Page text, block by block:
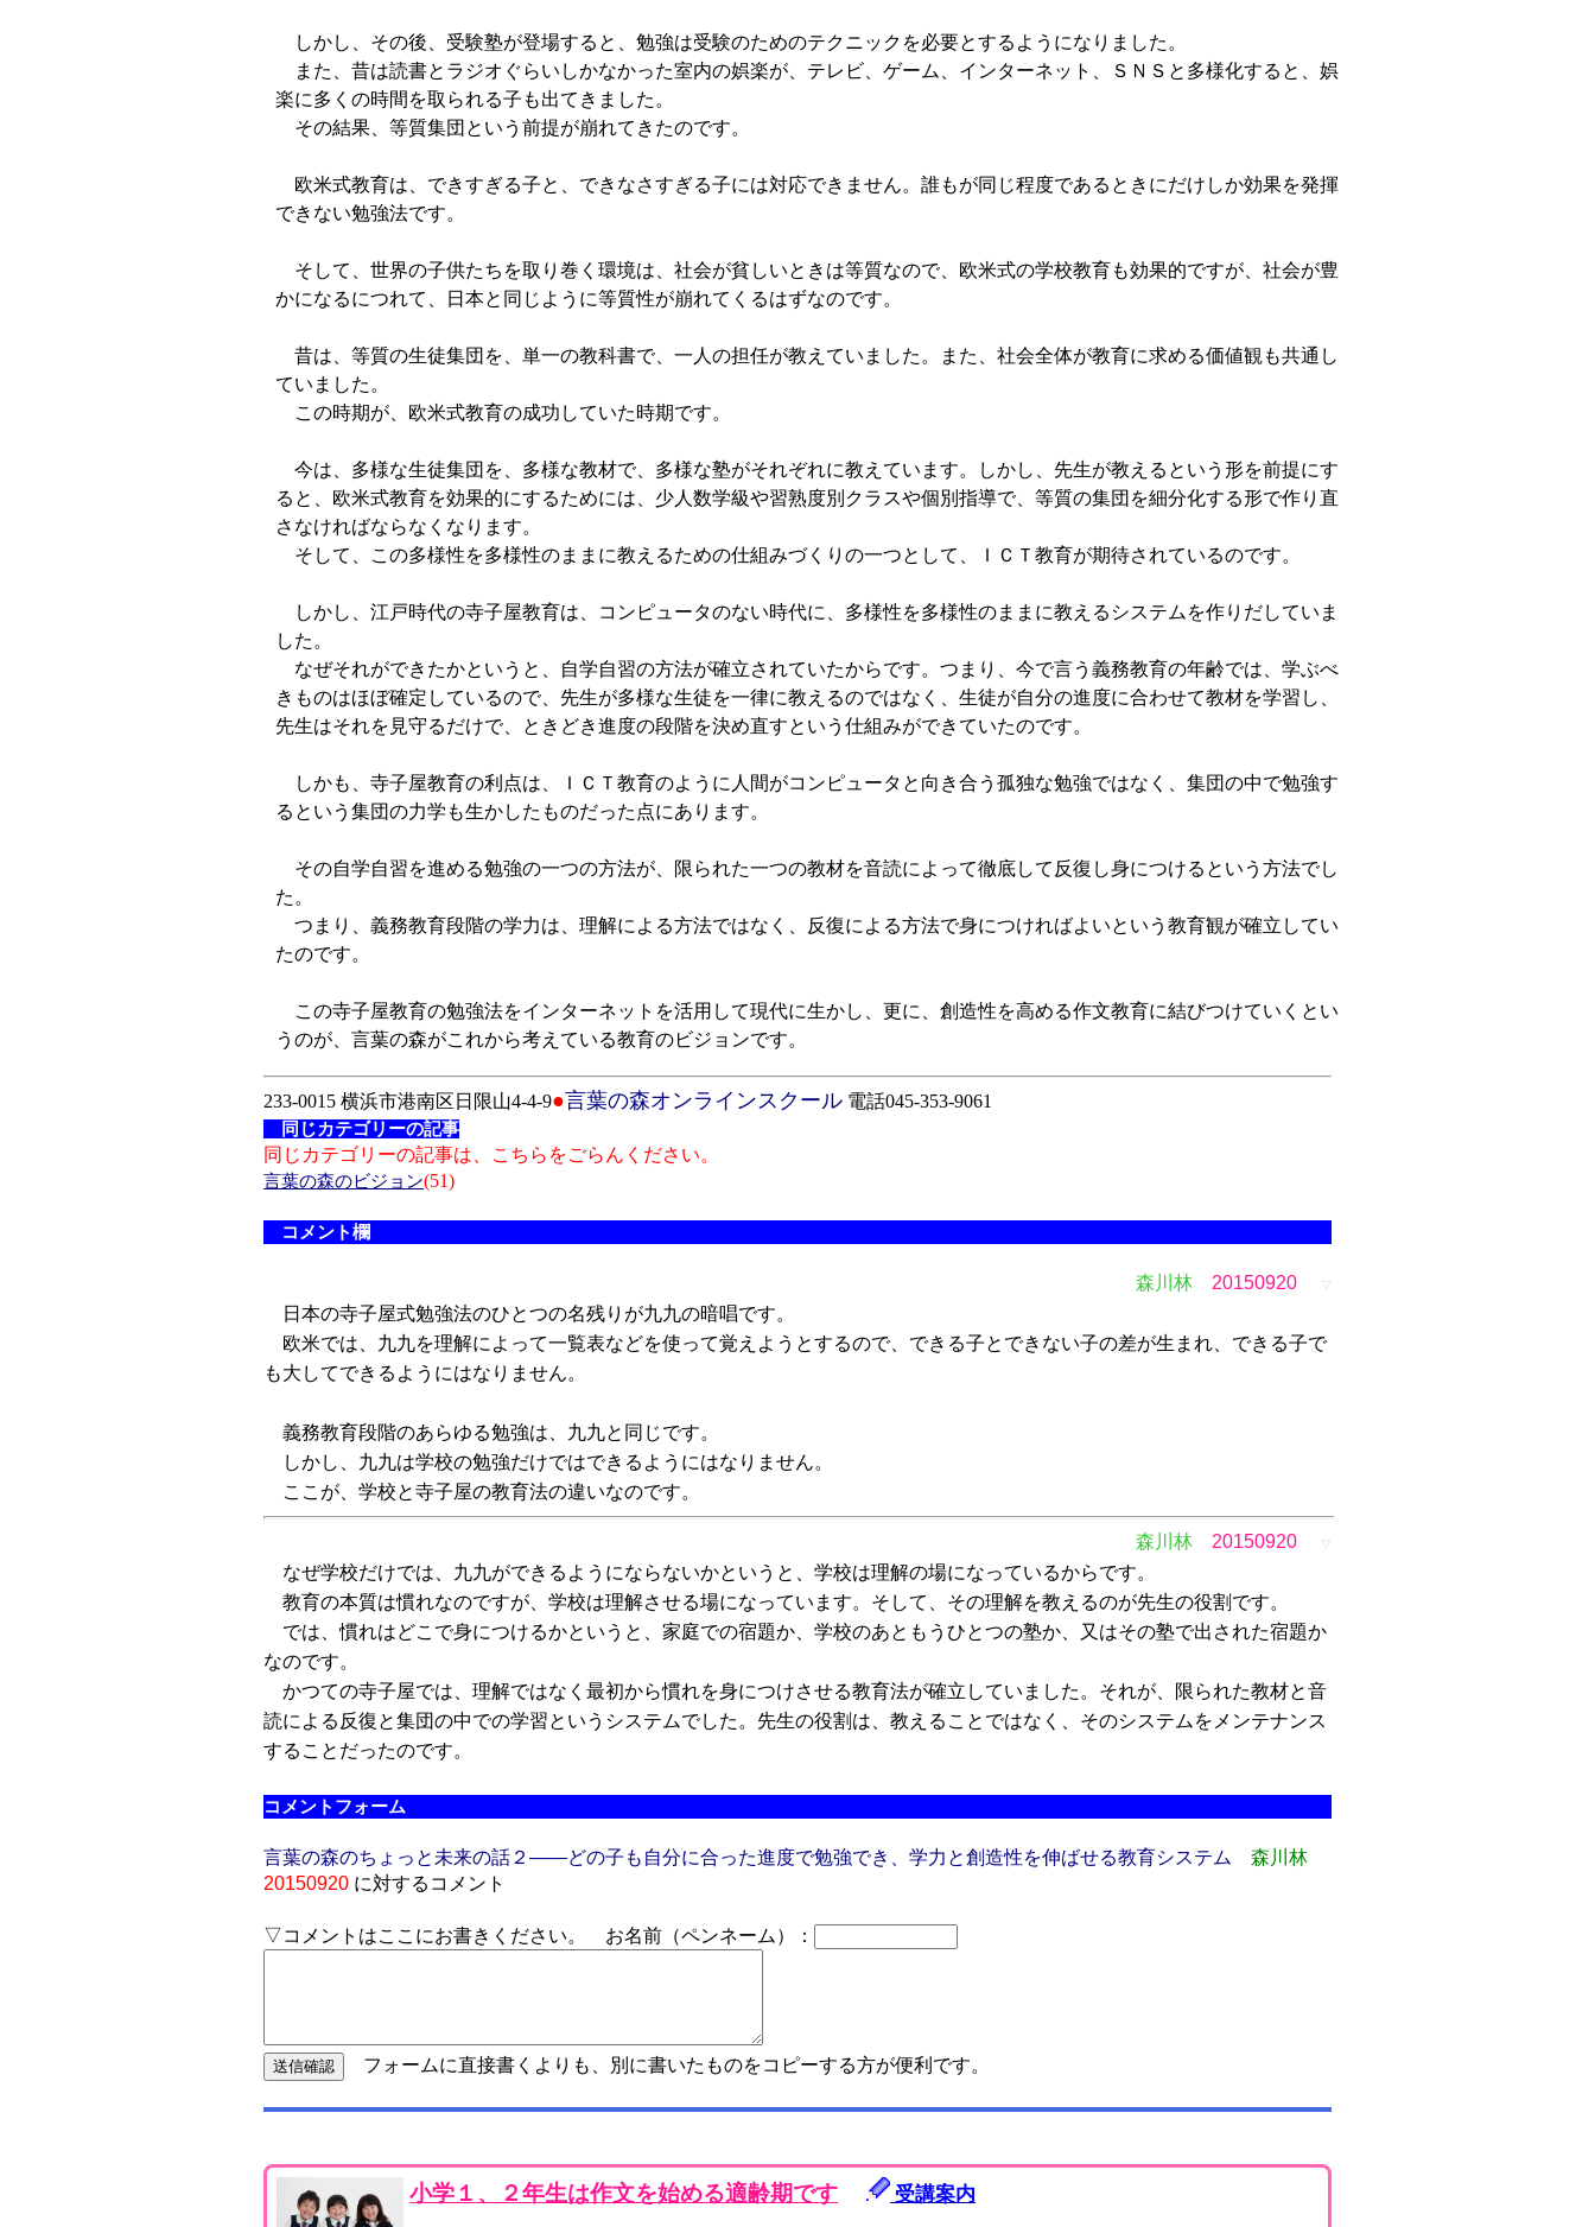
しかし、その後、受験塾が登場すると、勉強は受験のためのテクニックを必要とするようになりました。
また、昔は読書とラジオぐらいしかなかった室内の娯楽が、テレビ、ゲーム、インターネット、ＳＮＳと多様化すると、娯
楽に多くの時間を取られる子も出てきました。
その結果、等質集団という前提が崩れてきたのです。
欧米式教育は、できすぎる子と、できなさすぎる子には対応できません。誰もが同じ程度であるときにだけしか効果を発揮
できない勉強法です。
そして、世界の子供たちを取り巻く環境は、社会が貧しいときは等質なので、欧米式の学校教育も効果的ですが、社会が豊
かになるにつれて、日本と同じように等質性が崩れてくるはずなのです。
昔は、等質の生徒集団を、単一の教科書で、一人の担任が教えていました。また、社会全体が教育に求める価値観も共通し
ていました。
この時期が、欧米式教育の成功していた時期です。
今は、多様な生徒集団を、多様な教材で、多様な塾がそれぞれに教えています。しかし、先生が教えるという形を前提にす
ると、欧米式教育を効果的にするためには、少人数学級や習熟度別クラスや個別指導で、等質の集団を細分化する形で作り直
さなければならなくなります。
そして、この多様性を多様性のままに教えるための仕組みづくりの一つとして、ＩＣＴ教育が期待されているのです。
しかし、江戸時代の寺子屋教育は、コンピュータのない時代に、多様性を多様性のままに教えるシステムを作りだしていま
した。
なぜそれができたかというと、自学自習の方法が確立されていたからです。つまり、今で言う義務教育の年齢では、学ぶべ
きものはほぼ確定しているので、先生が多様な生徒を一律に教えるのではなく、生徒が自分の進度に合わせて教材を学習し、
先生はそれを見守るだけで、ときどき進度の段階を決め直すという仕組みができていたのです。
しかも、寺子屋教育の利点は、ＩＣＴ教育のように人間がコンピュータと向き合う孤独な勉強ではなく、集団の中で勉強す
るという集団の力学も生かしたものだった点にあります。
その自学自習を進める勉強の一つの方法が、限られた一つの教材を音読によって徹底して反復し身につけるという方法でし
た。
つまり、義務教育段階の学力は、理解による方法ではなく、反復による方法で身につければよいという教育観が確立してい
たのです。
この寺子屋教育の勉強法をインターネットを活用して現代に生かし、更に、創造性を高める作文教育に結びつけていくとい
うのが、言葉の森がこれから考えている教育のビジョンです。
233-0015 横浜市港南区日限山4-4-9●言葉の森オンラインスクール 電話045-353-9061
同じカテゴリーの記事
同じカテゴリーの記事は、こちらをごらんください。
言葉の森のビジョン(51)
コメント欄
森川林 20150920 ▽
日本の寺子屋式勉強法のひとつの名残りが九九の暗唱です。
欧米では、九九を理解によって一覧表などを使って覚えようとするので、できる子とできない子の差が生まれ、できる子で
も大してできるようにはなりません。
義務教育段階のあらゆる勉強は、九九と同じです。
しかし、九九は学校の勉強だけではできるようにはなりません。
ここが、学校と寺子屋の教育法の違いなのです。
森川林 20150920 ▽
なぜ学校だけでは、九九ができるようにならないかというと、学校は理解の場になっているからです。
教育の本質は慣れなのですが、学校は理解させる場になっています。そして、その理解を教えるのが先生の役割です。
では、慣れはどこで身につけるかというと、家庭での宿題か、学校のあともうひとつの塾か、又はその塾で出された宿題か
なのです。
かつての寺子屋では、理解ではなく最初から慣れを身につけさせる教育法が確立していました。それが、限られた教材と音
読による反復と集団の中での学習というシステムでした。先生の役割は、教えることではなく、そのシステムをメンテナンス
することだったのです。
コメントフォーム
言葉の森のちょっと未来の話２――どの子も自分に合った進度で勉強でき、学力と創造性を伸ばせる教育システム
森川林
20150920 に対するコメント
▽コメントはここにお書きください。 お名前（ペンネーム）：
フォームに直接書くよりも、別に書いたものをコピーする方が便利です。
小学１、２年生は作文を始める適齢期です 受講案内